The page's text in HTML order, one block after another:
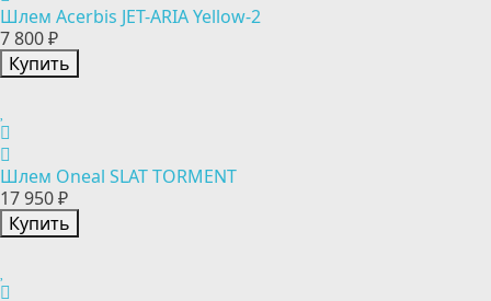
Шлем Acerbis JET-ARIA Yellow-2
7 800 ₽
Купить
Шлем Oneal SLAT TORMENT
17 950 ₽
Купить